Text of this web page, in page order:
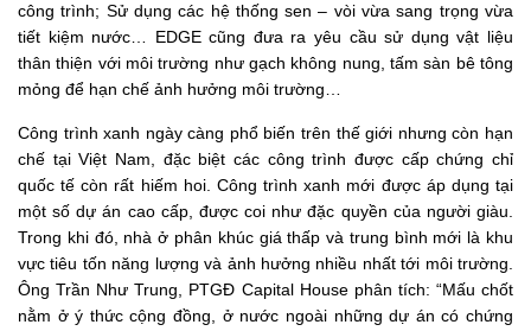
công trình; Sử dụng các hệ thống sen – vòi vừa sang trọng vừa
tiết kiệm nước… EDGE cũng đưa ra yêu cầu sử dụng vật liệu
thân thiện với môi trường như gạch không nung, tấm sàn bê tông
mỏng để hạn chế ảnh hưởng môi trường…
Công trình xanh ngày càng phổ biến trên thế giới nhưng còn hạn
chế tại Việt Nam, đặc biệt các công trình được cấp chứng chỉ
quốc tế còn rất hiếm hoi. Công trình xanh mới được áp dụng tại
một số dự án cao cấp, được coi như đặc quyền của người giàu.
Trong khi đó, nhà ở phân khúc giá thấp và trung bình mới là khu
vực tiêu tốn năng lượng và ảnh hưởng nhiều nhất tới môi trường.
Ông Trần Như Trung, PTGĐ Capital House phân tích: “Mấu chốt
nằm ở ý thức cộng đồng, ở nước ngoài những dự án có chứng